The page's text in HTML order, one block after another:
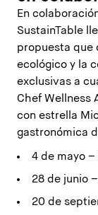
En
SustainTable
propuesta que
ecológico y la
exclusivas a
Chef Wellness
con estrella
gastronómica
4 de mayo
28 de junio
20 de